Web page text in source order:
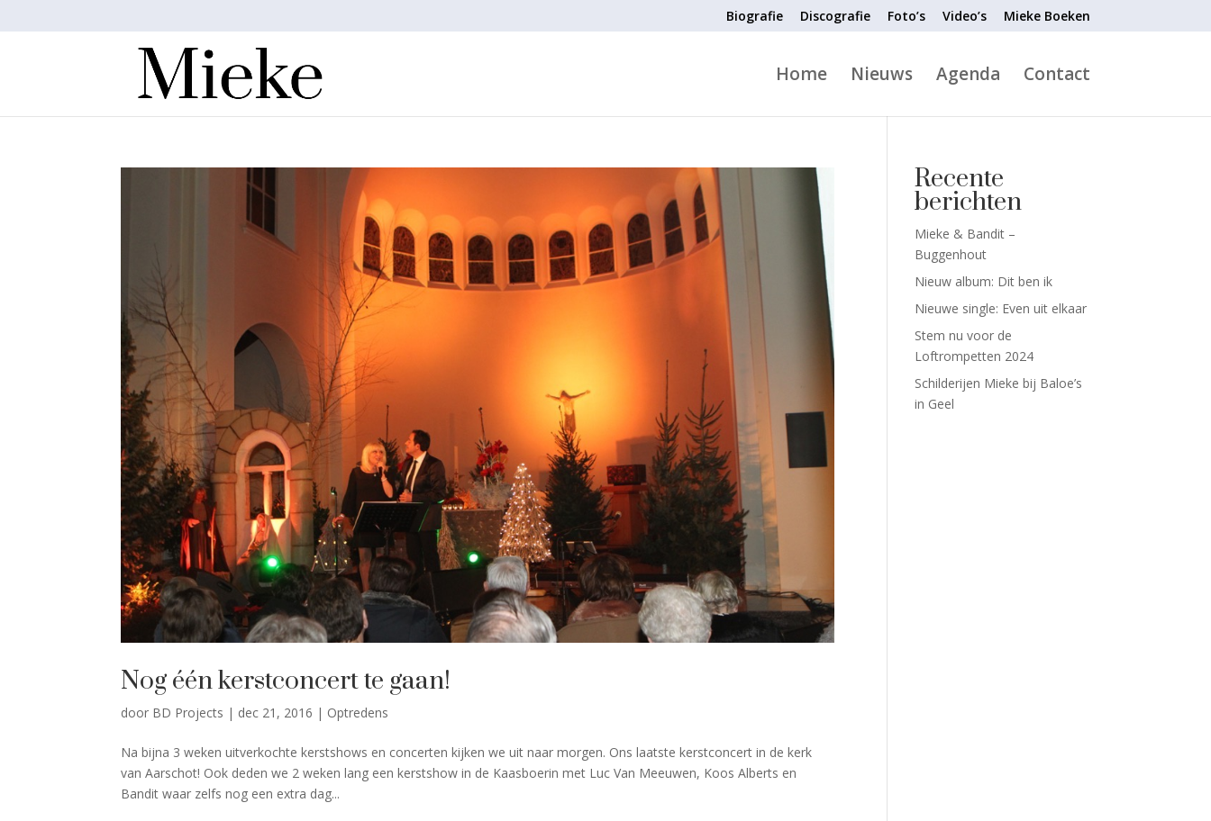
Biografie Discografie Foto’s Video’s Mieke Boeken
Home Nieuws Agenda Contact
Nog één kerstconcert te gaan!
door BD Projects | dec 21, 2016 | Optredens
Na bijna 3 weken uitverkochte kerstshows en concerten kijken we uit naar morgen. Ons laatste kerstconcert in de kerk
van Aarschot! Ook deden we 2 weken lang een kerstshow in de Kaasboerin met Luc Van Meeuwen, Koos Alberts en
Bandit waar zelfs nog een extra dag...
Recente
berichten
Mieke & Bandit –
Buggenhout
Nieuw album: Dit ben ik
Nieuwe single: Even uit elkaar
Stem nu voor de
Loftrompetten 2024
Schilderijen Mieke bij Baloe’s
in Geel